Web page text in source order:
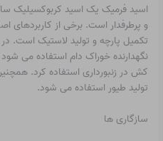
اسید فرمیک یک اسید کربوکسیلیک
و پرطرفدار است. برخی از کاربردهای
تکمیل پارچه و تولید لاستیک است.
نگهدارنده خوراک دام استفاده می
تولید طیور استفاده می شود.
سازگاری ها